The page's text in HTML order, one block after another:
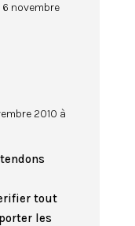
6 novembre
2010 à
tout
les